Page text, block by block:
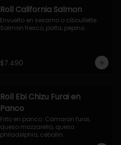
Roll California Salmon
Envuelto en sesamo o ciboullette.
Salmon fresco, palta, pepino.
$7.490
Roll Ebi Chizu Furai en
Panco
Frito en panco. Camaron furai,
queso mozzarella, queso
philadelphia, cebollin.